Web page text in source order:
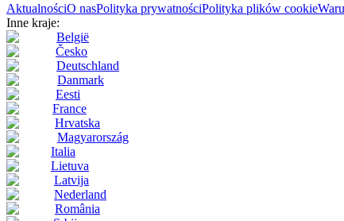
AktualnościO nasPolityka prywatnościPolityka plików cookie
Inne kraje:
België
Česko
Deutschland
Danmark
Eesti
France
Hrvatska
Magyarország
Italia
Lietuva
Latvija
Nederland
România